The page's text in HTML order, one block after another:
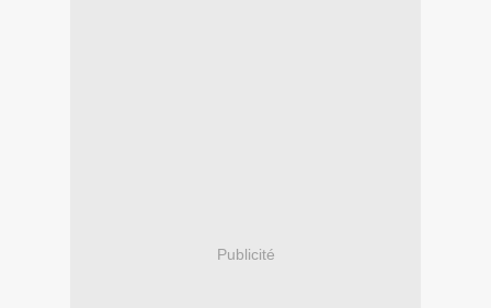
Publicité